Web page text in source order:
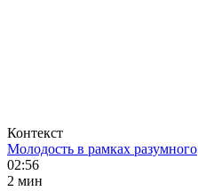
Контекст
Молодость в рамках разумного
02:56
2 мин